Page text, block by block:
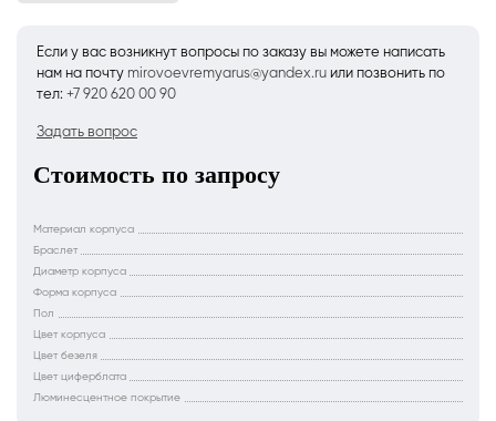
Если у вас возникнут вопросы по заказу вы можете написать
нам на почту mirovoevremyarus@yandex.ru или позвонить по
тел: +7 920 620 00 90
Задать вопрос
Стоимость по запросу
Материал корпуса
Браслет
Диаметр корпуса
Форма корпуса
Пол
Цвет корпуса
Цвет безеля
Цвет циферблата
Люминесцентное покрытие